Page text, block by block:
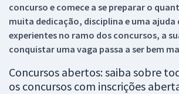
concurso e comece a se preparar o
muita dedicação, disciplina e uma ajuda
experientes no ramo dos concursos, a
conquistar uma vaga passa a ser bem
Concursos abertos: saiba sobre
os concursos com inscrições